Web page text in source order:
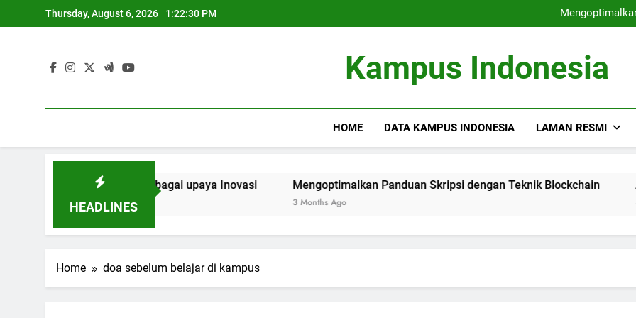
to
Thursday, August 6, 2026 1:22:30 PM
Audit Mutu Internal : Faktor
Audit Mutu Internal : Faktor
Kampus Indonesia
HOME DATA KAMPUS INDONESIA LAMAN RESMI
HEADLINES
Riset sebagai upaya Inovasi Mengoptimalkan Panduan Skripsi dengan Teknik Blockchain
3 Months Ago
Audit
3 Months
Home doa sebelum belajar di kampus